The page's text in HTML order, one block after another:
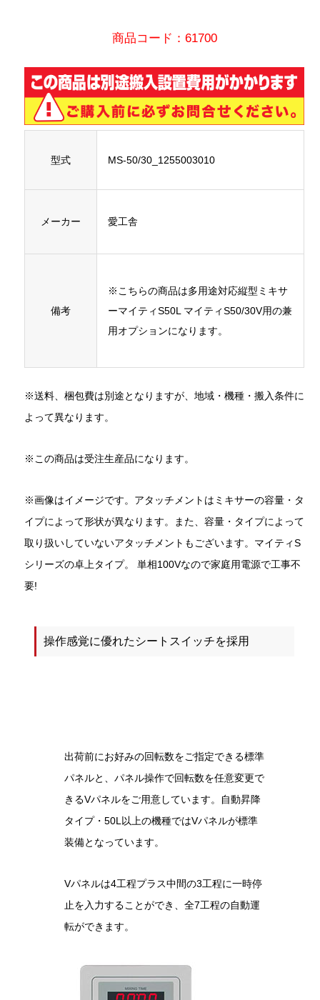
商品コード：61700
型式 MS-50/30_1255003010
メーカー 愛工舎
備考
※こちらの商品は多用途対応縦型ミキサ
ーマイティS50L マイティS50/30V用の兼
用オプションになります。
※送料、梱包費は別途となりますが、地域・機種・搬入条件に
よって異なります。
※この商品は受注生産品になります。
※画像はイメージです。アタッチメントはミキサーの容量・タ
イプによって形状が異なります。また、容量・タイプによって
取り扱いしていないアタッチメントもございます。マイティS
シリーズの卓上タイプ。 単相100Vなので家庭用電源で工事不
要!
操作感覚に優れたシートスイッチを採用
出荷前にお好みの回転数をご指定できる標準
パネルと、パネル操作で回転数を任意変更で
きるVパネルをご用意しています。自動昇降
タイプ・50L以上の機種ではVパネルが標準
装備となっています。
Vパネルは4工程プラス中間の3工程に一時停
止を入力することができ、全7工程の自動運
転ができます。